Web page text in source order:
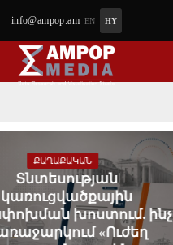
info@ampop.am EN HY
ՔԱՂԱՔԱԿԱՆ
Տնտեսության
կառուցվածքային
խոստում. ինչ
«Ուժեղ